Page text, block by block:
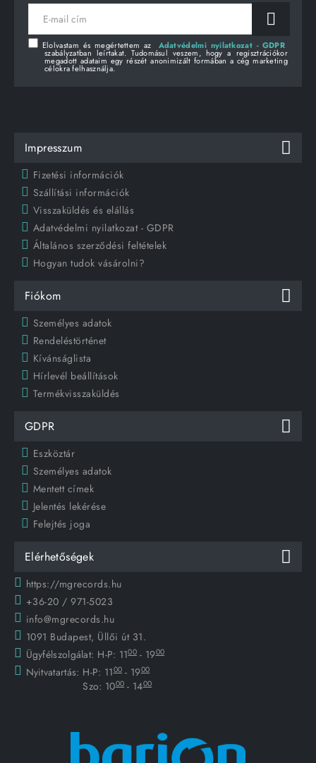
E-
mail
Elolvastam és megértettem az Adatvédelmi nyilatkozat - GDPR
szabályzatban leírtakat. Tudomásul veszem, hogy a regisztrációkor
megadott adataim egy részét anonimizált formában a cég marketing
célokra felhasználja.
Impresszum
Fizetési információk
Szállítási információk
Visszaküldés és elállás
Adatvédelmi nyilatkozat - GDPR
Általános szerződési feltételek
Hogyan tudok vásárolni?
Fiókom
Személyes adatok
Rendeléstörténet
Kívánságlista
Hírlevél beállítások
Termékvisszaküldés
GDPR
Eszköztár
Személyes adatok
Mentett címek
Jelentés lekérése
Felejtés joga
Elérhetőségek
https://mgrecords.hu
+36-20 / 971-5023
info@mgrecords.hu
1091 Budapest, Üllői út 31.
Ügyfélszolgálat: H-P: 1100 - 1900
Nyitvatartás: H-P: 1100 - 1900
Szo: 1000 - 1400